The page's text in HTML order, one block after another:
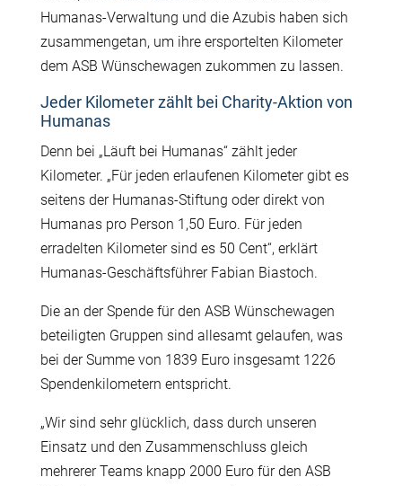
Humanas-Verwaltung und die Azubis haben sich
zusammengetan, um ihre ersportelten Kilometer
dem ASB Wünschewagen zukommen zu lassen.
Jeder Kilometer zählt bei Charity-Aktion von
Humanas
Denn bei „Läuft bei Humanas“ zählt jeder
Kilometer. „Für jeden erlaufenen Kilometer gibt es
seitens der Humanas-Stiftung oder direkt von
Humanas pro Person 1,50 Euro. Für jeden
erradelten Kilometer sind es 50 Cent“, erklärt
Humanas-Geschäftsführer Fabian Biastoch.
Die an der Spende für den ASB Wünschewagen
beteiligten Gruppen sind allesamt gelaufen, was
bei der Summe von 1839 Euro insgesamt 1226
Spendenkilometern entspricht.
„Wir sind sehr glücklich, dass durch unseren
Einsatz und den Zusammenschluss gleich
mehrerer Teams knapp 2000 Euro für den ASB